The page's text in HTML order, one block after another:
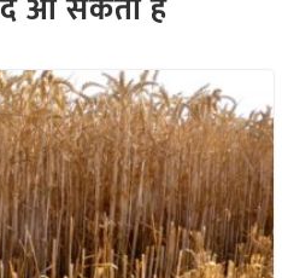
आ सकता हैं